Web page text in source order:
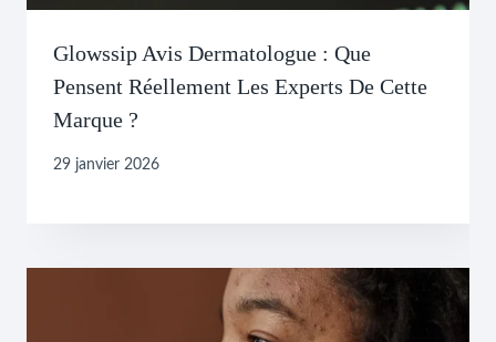
Glowssip Avis Dermatologue : Que
Pensent Réellement Les Experts De Cette
Marque ?
29 janvier 2026